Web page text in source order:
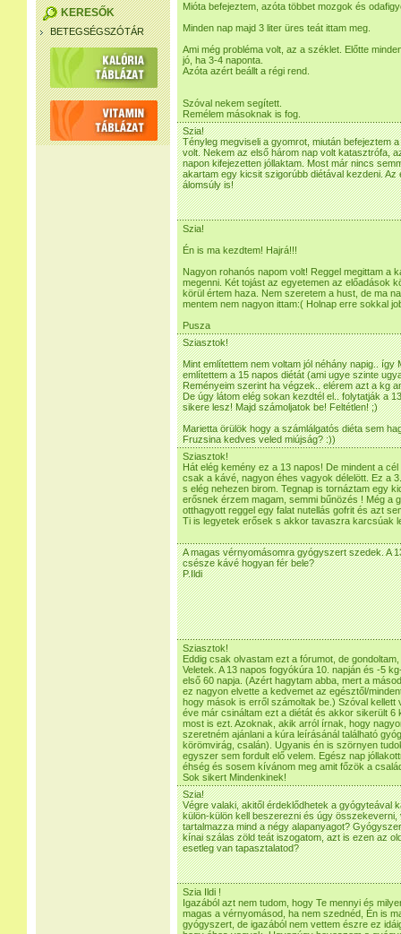
KERESŐK
BETEGSÉGSZÓTÁR
Mióta befejeztem, azóta többet mozgok és
Minden nap majd 3 liter üres teát ittam meg.
Ami még probléma volt, az a széklet. Előtte
jó, ha 3-4 naponta.
Azóta azért beállt a régi rend.
Szóval nekem segített.
Remélem másoknak is fog.
Szia!
Tényleg megviseli a gyomrot, miután befejeztem
volt. Nekem az első három nap volt katasztrófa,
napon kifejezetten jóllaktam. Most már nincs
akartam egy kicsit szigorúbb diétával kezdeni.
álomsúly is!
Szia!
Én is ma kezdtem! Hajrá!!!
Nagyon rohanós napom volt! Reggel megittam a
megenni. Két tojást az egyetemen az előadások
körül értem haza. Nem szeretem a hust, de ma
mentem nem nagyon ittam:( Holnap erre sokkal
Pusza
Sziasztok!
Mint említettem nem voltam jól néhány napig.. így
említettem a 15 napos diétát (ami ugye szinte
Reményeim szerint ha végzek.. elérem azt a kg
De úgy látom elég sokan kezdtél el.. folytatják a
sikere lesz! Majd számoljatok be! Feltétlen! ;)
Marietta örülök hogy a számlálgatós diéta sem
Fruzsina kedves veled miújság? :))
Sziasztok!
Hát elég kemény ez a 13 napos! De mindent a
csak a kávé, nagyon éhes vagyok délelött. Ez a
s elég nehezen birom. Tegnap is tornáztam egy
erősnek érzem magam, semmi bűnözés ! Még a
otthagyott reggel egy falat nutellás gofrit és azt
Ti is legyetek erősek s akkor tavaszra karcsúak
A magas vérnyomásomra gyógyszert szedek. A
csésze kávé hogyan fér bele?
P.Ildi
Sziasztok!
Eddig csak olvastam ezt a fórumot, de
Veletek. A 13 napos fogyókúra 10. napján és -5
első 60 napja. (Azért hagytam abba, mert a
ez nagyon elvette a kedvemet az egésztől/
hogy mások is erről számoltak be.) Szóval kellett
éve már csináltam ezt a diétát és akkor sikerült 6
most is ezt. Azoknak, akik arról írnak, hogy
szeretném ajánlani a kúra leírásánál található
körömvirág, csalán). Ugyanis én is szörnyen
egyszer sem fordult elő velem. Egész nap
éhség és sosem kívánom meg amit főzök a
Sok sikert Mindenkinek!
Szia!
Végre valaki, akitől érdeklődhetek a gyógyteával
külön-külön kell beszerezni és úgy összekeverni,
tartalmazza mind a négy alapanyagot?
kínai szálas zöld teát iszogatom, azt is ezen az
esetleg van tapasztalatod?
Szia Ildi !
Igazából azt nem tudom, hogy Te mennyi és
magas a vérnyomásod, ha nem szednéd, Én is
gyógyszert, de igazából nem vettem észre ez